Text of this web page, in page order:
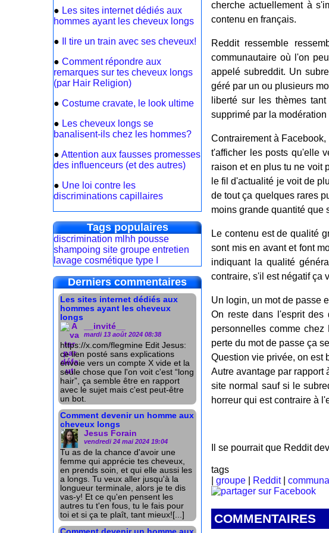
● Les sites internet dédiés aux
hommes ayant les cheveux longs
●
Il tire un train avec ses cheveux!
● Comment répondre aux
remarques sur tes cheveux longs
(par Hair Religion)
● Costume cravate, le look ultime
● Les cheveux longs se
banalisent-ils chez les hommes?
● Attention aux fausses promesses
des influenceurs (et des autres)
● Une loi contre les
discriminations capillaires
Tags populaires
discrimination mlhh pousse
shampoing site groupe entretien
lavage cosmétique type I
Derniers commentaires
Les sites internet dédiés aux
hommes ayant les cheveux
longs
__invité__
mardi 13 août 2024 08:38
https://x.com/flegmine Edit Jesus:
ce lien posté sans explications
envoie vers un compte X vide et la
seule chose que l'on voit c'est “long
hair”, ça semble être en rapport
avec le sujet mais c'est peut-être
un bot.
Comment devenir un homme aux
cheveux longs
Jesus Forain
vendredi 24 mai 2024 19:04
Tu as de la chance d'avoir une
femme qui apprécie tes cheveux,
en prends soin, et qui elle aussi les
a longs. Tu veux aller jusqu'à la
longueur terminale, alors je te dis
vas-y! Et ce qu'en pensent les
autres tu t'en fous, tu le fais pour
toi et si ça te plaît, tant mieux![...]
cherche actuellement à
contenu en français.
Reddit ressemble
communautaire où l'on
appelé subreddit. Un
géré par un ou plusieurs
liberté sur les thèmes
supprimé par la modération
Contrairement à
t'afficher les posts qu'elle
raison et en plus tu ne voit
le fil d'actualité je voit de
de tout ça quelques rares
moins grande quantité que
Le contenu est de qualité
sont mis en avant et font
indiquant la qualité
contraire, s'il est négatif ça
Un login, un mot de passe
On reste dans l'esprit
personnelles comme
perte du mot de passe ça
Question vie privée, on est
Autre avantage par rapport
site normal sauf si le
horreur qui est contraire à
Il se pourrait que Reddit
tags
groupe Reddit|
COMMENTAIRES